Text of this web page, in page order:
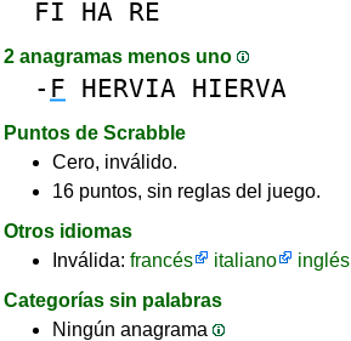
FI HA RE
2 anagramas menos uno
- F HERVIA HIERVA
Puntos de Scrabble
Cero, inválido.
16 puntos, sin reglas del juego.
Otros idiomas
Inválida: francés italiano inglés
Categorías sin palabras
Ningún anagrama